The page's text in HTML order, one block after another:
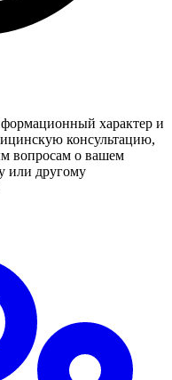
характер и
консультацию,
вопросам о вашем
или другому